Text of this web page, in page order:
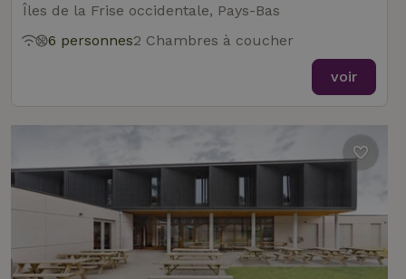
Îles de la Frise occidentale, Pays-Bas
6 personnes2 Chambres à coucher
voir